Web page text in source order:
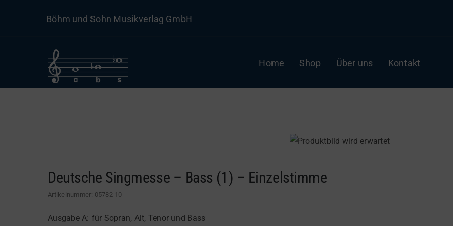
Böhm und Sohn Musikverlag GmbH
Home Shop Über uns Kontakt
Deutsche Singmesse – Bass (1) – Einzelstimme
Artikelnummer: 05782-10
Ausgabe A: für Sopran, Alt, Tenor und Bass